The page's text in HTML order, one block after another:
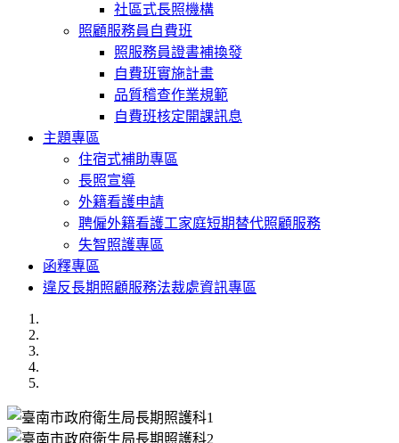
社區式長照機構
照顧服務員自費班
照服務員證書補換發
自費班實施計畫
品質稽查作業規範
自費班核定開課訊息
主題專區
住宿式補助專區
長照宣導
外籍看護申請
聘僱外籍看護工家庭短期替代照顧服務
失智照護專區
函釋專區
違反長期照顧服務法裁處資訊專區